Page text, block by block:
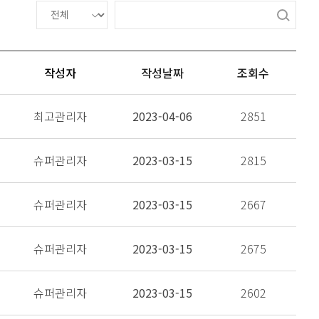
작성자 작성날짜 조회수
최고관리자 2023-04-06 2851
슈퍼관리자 2023-03-15 2815
슈퍼관리자 2023-03-15 2667
슈퍼관리자 2023-03-15 2675
슈퍼관리자 2023-03-15 2602